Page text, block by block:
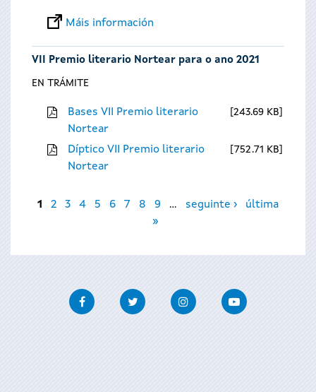
Máis información
VII Premio literario Nortear para o ano 2021
EN TRÁMITE
Bases VII Premio literario
Nortear
243.69 KB
Díptico VII Premio literario
Nortear
752.71 KB
Páxinas
1 2 3 4 5 6 7 8 9 … seguinte ›
última
»
FacebookTwitter InstagramYoutube